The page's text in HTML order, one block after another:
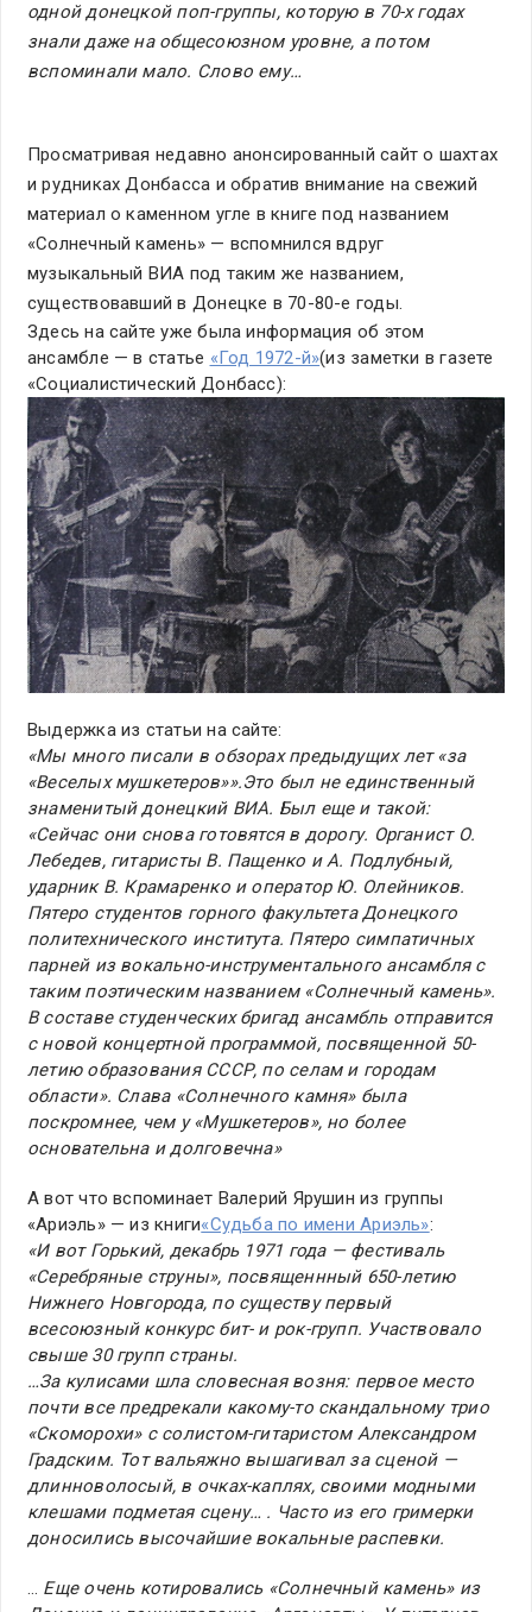
одной донецкой поп-группы, которую в 70-х годах
знали даже на общесоюзном уровне, а потом
вспоминали мало. Слово ему…
Просматривая недавно анонсированный сайт о шахтах
и рудниках Донбасса и обратив внимание на свежий
материал о каменном угле в книге под названием
«Солнечный камень» — вспомнился вдруг
музыкальный ВИА под таким же названием,
существовавший в Донецке в 70-80-е годы.
Здесь на сайте уже была информация об этом
ансамбле — в статье «Год 1972-й»(из заметки в газете
«Социалистический Донбасс):
Выдержка из статьи на сайте:
«Мы много писали в обзорах предыдущих лет «за
«Веселых мушкетеров»».Это был не единственный
знаменитый донецкий ВИА. Был еще и такой:
«Сейчас они снова готовятся в дорогу. Органист О.
Лебедев, гитаристы В. Пащенко и А. Подлубный,
ударник В. Крамаренко и оператор Ю. Олейников.
Пятеро студентов горного факультета Донецкого
политехнического института. Пятеро симпатичных
парней из вокально-инструментального ансамбля с
таким поэтическим названием «Солнечный камень».
В составе студенческих бригад ансамбль отправится
с новой концертной программой, посвященной 50-
летию образования СССР, по селам и городам
области». Слава «Солнечного камня» была
поскромнее, чем у «Мушкетеров», но более
основательна и долговечна»
А вот что вспоминает Валерий Ярушин из группы
«Ариэль» — из книги«Судьба по имени Ариэль»:
«И вот Горький, декабрь 1971 года — фестиваль
«Серебряные струны», посвященнный 650-летию
Нижнего Новгорода, по существу первый
всесоюзный конкурс бит- и рок-групп. Участвовало
свыше 30 групп страны.
…За кулисами шла словесная возня: первое место
почти все предрекали какому-то скандальному трио
«Скоморохи» с солистом-гитаристом Александром
Градским. Тот вальяжно вышагивал за сценой —
длинноволосый, в очках-каплях, своими модными
клешами подметая сцену… . Часто из его гримерки
доносились высочайшие вокальные распевки.
… Еще очень котировались «Солнечный камень» из